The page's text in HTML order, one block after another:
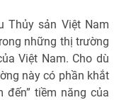
Thủy sản Việt Nam
những thị trường
Việt Nam. Cho dù
này có phần khắt
đến” tiềm năng của